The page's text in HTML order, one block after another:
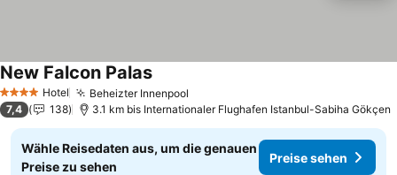
4 Sterne Hotel Beheizter Innenpool
New Falcon PalasPreise sehen
7,4 138 3.1 km bis Internationaler Flughafen Istanbul-Sabiha Gökçen
Wähle Reisedaten aus, um die genauen
Preise zu sehen
Preise sehen